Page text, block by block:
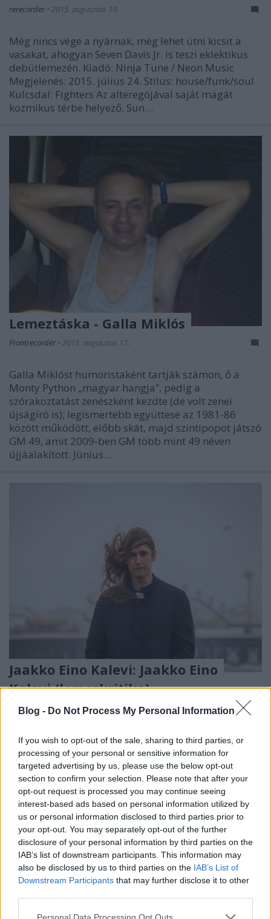
Blog - Do Not Process My Personal Information
If you wish to opt-out of the sale, sharing to third parties, or
processing of your personal or sensitive information for
targeted advertising by us, please use the below opt-out
section to confirm your selection. Please note that after your
opt-out request is processed you may continue seeing
interest-based ads based on personal information utilized by
us or personal information disclosed to third parties prior to
your opt-out. You may separately opt-out of the further
disclosure of your personal information by third parties on the
IAB’s list of downstream participants. This information may
also be disclosed by us to third parties on the IAB’s List of
Downstream Participants that may further disclose it to other
Please note that this website/app uses one or more Google
Personal Data Processing Opt Outs
rerecorder • 2015. augusztus 19.
Még nincs vége a nyárnak, még lehet ütni kicsit a
vasakat, ahogyan Seven Davis Jr. is teszi eklektikus
debütlemezén. Kiadó: Ninja Tune / Neon Music
Megjelenés: 2015. július 24. Stílus: house/funk/soul
Kulcsdal: Fighters Az alteregójával saját magát
kozmikus térbe helyező, Sun…
Lemeztáska - Galla Miklós
Frontrecorder • 2015. augusztus 17.
Galla Miklóst humoristaként tartják számon, ő a
Monty Python „magyar hangja”, pedig a
szórakoztatást zenészként kezdte (de volt zenei
újságíró is); legismertebb együttese az 1981-86
között működött, előbb skát, majd szintipopot játszó
GM 49, amit 2009-ben GM több mint 49 néven
újjáalakított. Június…
Jaakko Eino Kalevi: Jaakko Eino
Kalevi (lemezkritika)
rerecorder •2015. augusztus 17.
A finn villamossofőr már 15 éve ontja dalait, de most
nemzetközi karriert is befut végre: a cím nélküli
album tökéletesen hűvös, mégis melengető
szintetizálása a szokatlan skandináv…